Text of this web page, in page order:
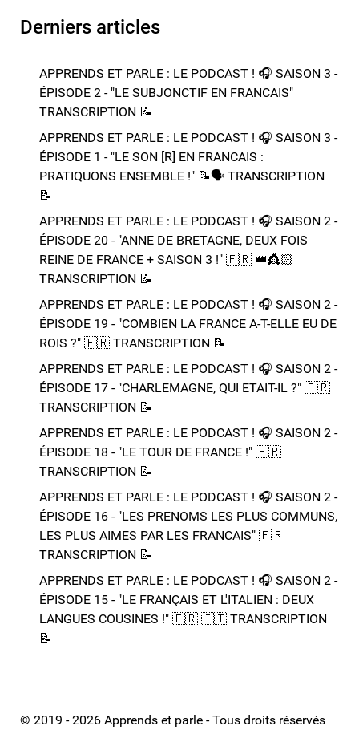
Derniers articles
APPRENDS ET PARLE : LE PODCAST ! 🎧 SAISON 3 -
ÉPISODE 2 - "LE SUBJONCTIF EN FRANCAIS" ​​​​
TRANSCRIPTION 📝​
APPRENDS ET PARLE : LE PODCAST ! 🎧 SAISON 3 -
ÉPISODE 1 - "LE SON [R] EN FRANCAIS :
PRATIQUONS ENSEMBLE !" 📝​🗣️​​​​ TRANSCRIPTION
📝​
APPRENDS ET PARLE : LE PODCAST ! 🎧 SAISON 2 -
ÉPISODE 20 - "ANNE DE BRETAGNE, DEUX FOIS
REINE DE FRANCE + SAISON 3 !"​ 🇫🇷 👑​👸🏻​​
TRANSCRIPTION 📝​
APPRENDS ET PARLE : LE PODCAST ! 🎧 SAISON 2 -
ÉPISODE 19 - "COMBIEN LA FRANCE A-T-ELLE EU DE
ROIS ?"​ 🇫🇷​ TRANSCRIPTION 📝​
APPRENDS ET PARLE : LE PODCAST ! 🎧 SAISON 2 -
ÉPISODE 17 - "CHARLEMAGNE, QUI ETAIT-IL ?"​ 🇫🇷​
TRANSCRIPTION 📝​
APPRENDS ET PARLE : LE PODCAST ! 🎧 SAISON 2 -
ÉPISODE 18 - "LE TOUR DE FRANCE !"​ 🇫🇷​
TRANSCRIPTION 📝​
APPRENDS ET PARLE : LE PODCAST ! 🎧 SAISON 2 -
ÉPISODE 16 - "LES PRENOMS LES PLUS COMMUNS,
LES PLUS AIMES PAR LES FRANCAIS"​ 🇫🇷​
TRANSCRIPTION 📝​
APPRENDS ET PARLE : LE PODCAST ! 🎧 SAISON 2 -
ÉPISODE 15 - "LE FRANÇAIS ET L'ITALIEN : DEUX
LANGUES COUSINES !"​ 🇫🇷​ 🇮🇹​ ​TRANSCRIPTION
📝​
© 2019 - 2026 Apprends et parle - Tous droits réservés